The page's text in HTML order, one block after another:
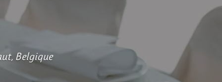
Belgique